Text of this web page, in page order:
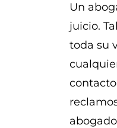
Un
juicio.
toda su